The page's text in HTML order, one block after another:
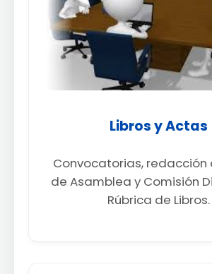
Libros y Actas
Convocatorias, redacción
de Asamblea y Comisión
Rúbrica de Libros.